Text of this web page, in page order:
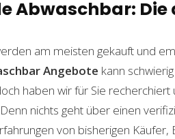
Abwaschbar:
am meisten gekauft und
Angebote kann
haben wir für Sie
nichts geht über einen
von bisherigen